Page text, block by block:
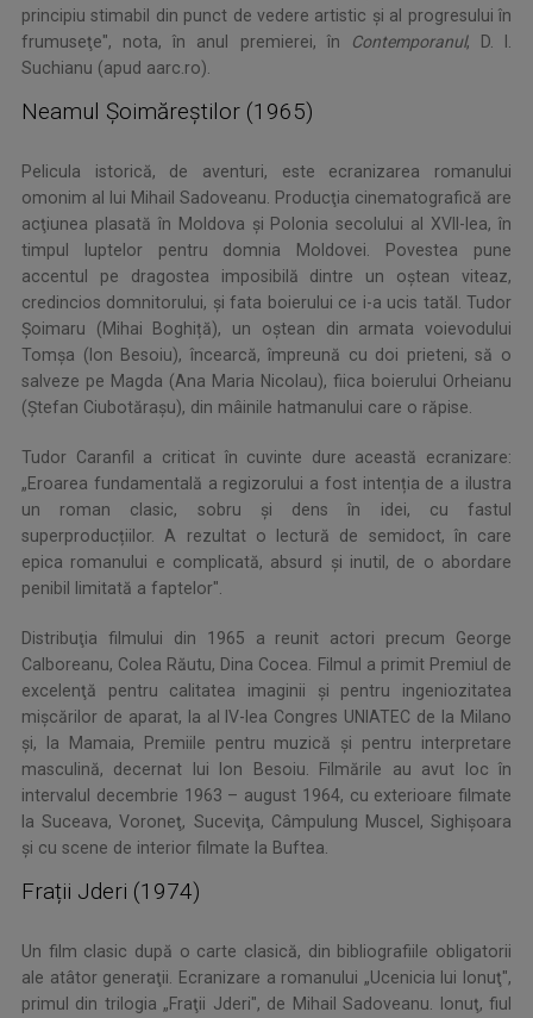
principiu stimabil din punct de vedere artistic şi al progresului în
frumuseţe", nota, în anul premierei, în
Contemporanul, D. I.
Suchianu (apud aarc.ro).
Neamul Șoimăreștilor (1965)
Pelicula istorică, de aventuri, este ecranizarea romanului
omonim al lui Mihail Sadoveanu. Producţia cinematografică are
acţiunea plasată în Moldova și Polonia secolului al XVII-lea, în
timpul luptelor pentru domnia Moldovei. Povestea pune
accentul pe dragostea imposibilă dintre un oştean viteaz,
credincios domnitorului, şi fata boierului ce i-a ucis tatăl. Tudor
Șoimaru (Mihai Boghiță), un oștean din armata voievodului
Tomșa (Ion Besoiu), încearcă, împreună cu doi prieteni, să o
salveze pe Magda (Ana Maria Nicolau), fiica boierului Orheianu
(Ștefan Ciubotărașu), din mâinile hatmanului care o răpise.
Tudor Caranfil a criticat în cuvinte dure această ecranizare:
„Eroarea fundamentală a regizorului a fost intenția de a ilustra
un roman clasic, sobru și dens în idei, cu fastul
superproducțiilor. A rezultat o lectură de semidoct, în care
epica romanului e complicată, absurd și inutil, de o abordare
penibil limitată a faptelor".
Distribuţia filmului din 1965 a reunit actori precum George
Calboreanu, Colea Răutu, Dina Cocea. Filmul a primit Premiul de
excelenţă pentru calitatea imaginii şi pentru ingeniozitatea
mişcărilor de aparat, la al IV-lea Congres UNIATEC de la Milano
şi, la Mamaia, Premiile pentru muzică şi pentru interpretare
masculină, decernat lui Ion Besoiu. Filmările au avut loc în
intervalul decembrie 1963 – august 1964, cu exterioare filmate
la Suceava, Voroneţ, Suceviţa, Câmpulung Muscel, Sighişoara
şi cu scene de interior filmate la Buftea.
Frații Jderi (1974)
Un film clasic după o carte clasică, din bibliografiile obligatorii
ale atâtor generaţii. Ecranizare a romanului „Ucenicia lui Ionuţ",
primul din trilogia „Fraţii Jderi", de Mihail Sadoveanu. Ionuţ, fiul